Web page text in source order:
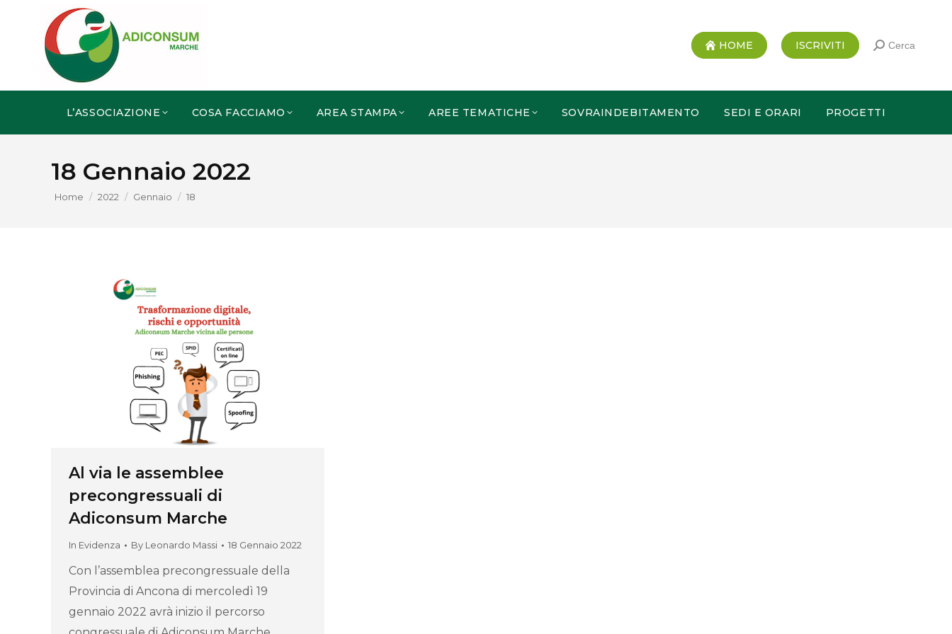
HOME ISCRIVITI Cerca
L’ASSOCIAZIONE COSA FACCIAMO AREA STAMPA AREE TEMATICHE SOVRAINDEBITAMENTO SEDI E ORARI PROGETTI
18 Gennaio 2022
You are here:
Home 2022 Gennaio 18
Al via le assemblee
precongressuali di
Adiconsum Marche
In Evidenza By Leonardo Massi 18 Gennaio 2022
Con l’assemblea precongressuale della
Provincia di Ancona di mercoledì 19
gennaio 2022 avrà inizio il percorso